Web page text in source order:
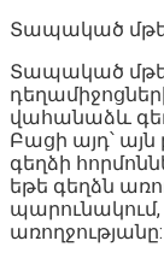
Տապակած
Տապակած
վահանաձև
Բացի այդ՝
գեղձի
եթե գեղձն
առողջությանը: